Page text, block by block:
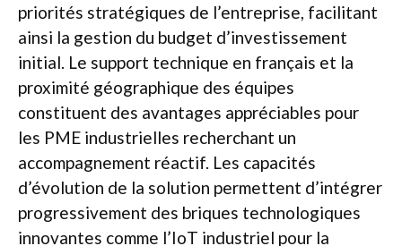
priorités stratégiques de l’entreprise, facilitant
ainsi la gestion du budget d’investissement
initial. Le support technique en français et la
proximité géographique des équipes
constituent des avantages appréciables pour
les PME industrielles recherchant un
accompagnement réactif. Les capacités
d’évolution de la solution permettent d’intégrer
progressivement des briques technologiques
innovantes comme l’IoT industriel pour la